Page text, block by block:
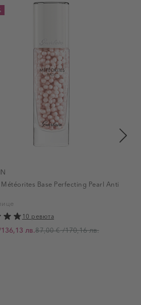
Base Perfecting Pearl Anti
10 ревюта
136,13 лв.87,00 €/170,16 лв.